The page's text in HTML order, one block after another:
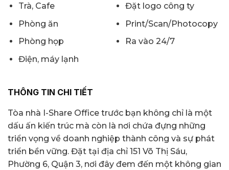
Trà, Cafe
Đặt logo công ty
Phòng ăn
Print/Scan/Photocopy
Phòng họp
Ra vào 24/7
Điện, máy lạnh
THÔNG TIN CHI TIẾT
Tòa nhà I-Share Office trước bạn không chỉ là một
dấu ấn kiến trúc mà còn là nơi chứa đựng những
triển vọng về doanh nghiệp thành công và sự phát
triển bền vững. Đặt tại địa chỉ 151 Võ Thị Sáu,
Phường 6, Quận 3, nơi đây đem đến một không gian